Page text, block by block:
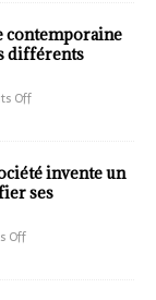
contemporaine
différents
Off
invente un
ses
Off